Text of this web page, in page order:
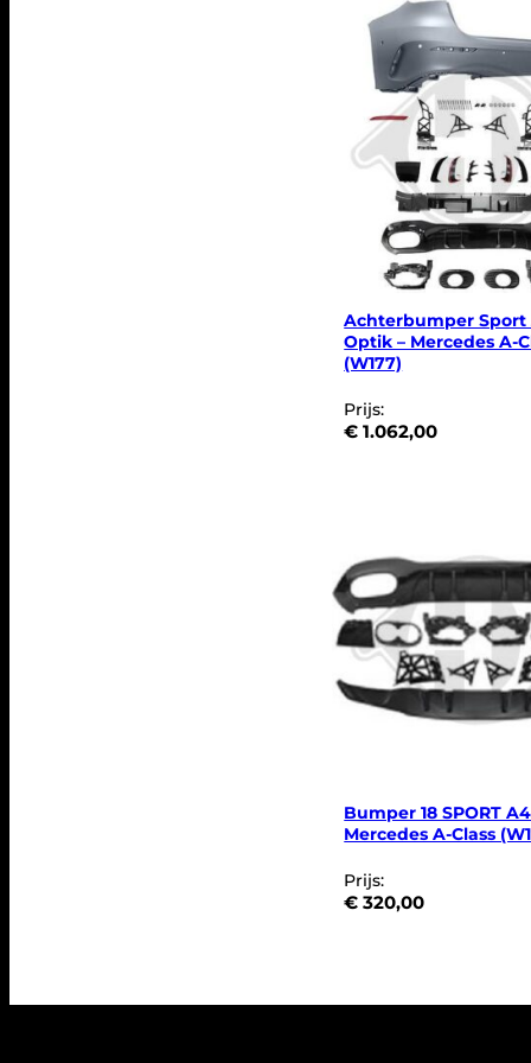
0
.
Achterbumper Sport
Optik – Mercedes A-
(W177)
Prijs:
€ 1.062,00
Bumper 18 SPORT
Mercedes A-Class
Prijs:
€ 320,00